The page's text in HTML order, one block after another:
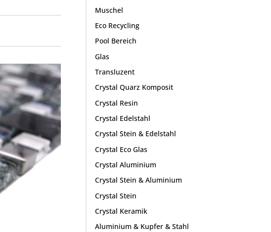
Muschel
Eco Recycling
Pool Bereich
Glas
Transluzent
Crystal Quarz Komposit
Crystal Resin
Crystal Edelstahl
Crystal Stein & Edelstahl
Crystal Eco Glas
Crystal Aluminium
Crystal Stein & Aluminium
Crystal Stein
Crystal Keramik
Aluminium & Kupfer & Stahl